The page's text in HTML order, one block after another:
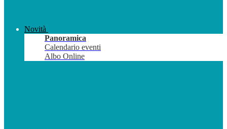
Novità
Panoramica
Calendario eventi
Albo Online